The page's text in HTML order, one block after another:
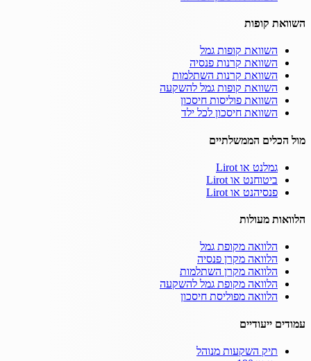
השוואת קופות
השוואת קופות גמל
השוואת קרנות פנסיה
השוואת קרנות השתלמות
השוואת קופות גמל להשקעה
השוואת פוליסות חיסכון
השוואת חיסכון לכל ילד
מול הכלים הממשלתיים
גמלנט או Lirot
ביטוחנט או Lirot
פנסיהנט או Lirot
הלוואות מעולות
הלוואה מקופת גמל
הלוואה מקרן פנסיה
הלוואה מקרן השתלמות
הלוואה מקופת גמל להשקעה
הלוואה מפוליסת חיסכון
עמודים ייעודיים
תיק השקעות מנוהל